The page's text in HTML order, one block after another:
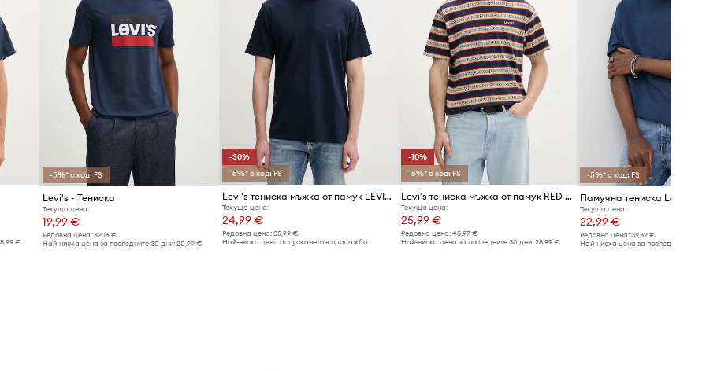
€
-5%* с код: FS
Levi's - Тениска
Текуща цена:
19,99 €
Редовна цена: 32,16 €
Най-ниска цена за последните 30 дни: 20,99 €
-30%
-5%* с код: FS
Levi's тениска мъжка от памук LEVIS ORIGINAL TEE
Текуща цена:
24,99 €
Редовна цена: 35,99 €
Най-ниска цена от пускането в продажба:
-10%
-5%* с код: FS
Levi's тениска мъжка от памук RED TAB VINTAGE
Текуща цена:
25,99 €
Редовна цена:45,97 €
Най-ниска цена за последните 30 дни:28,99 €
-5%* с код: FS
Памучна тениска Levi's
Текуща цена:
22,99 €
Редовна цена: 39,32 €
Най-ниска цена за последните 30